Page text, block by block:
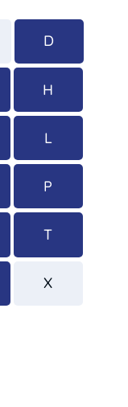
D
H
L
P
T
X